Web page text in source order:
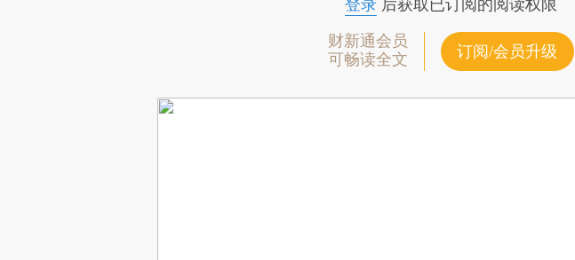
登录后获取已订阅的阅读权限
财新通会员
可畅读全文
订阅/会员升级